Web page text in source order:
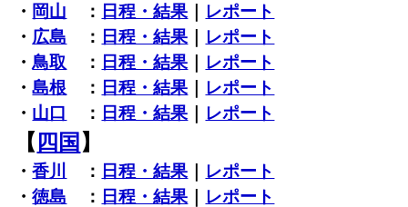
・ 岡山 ： 日程・結果
レポート
・ 広島 ： 日程・結果
レポート
・ 鳥取 ： 日程・結果
レポート
・島根 ： 日程・結果
レポート
・ 山口 ： 日程・結果 レポート
【 四国 】
・香川 ： 日程・結果
レポート
・徳島 ： 日程・結果
レポート